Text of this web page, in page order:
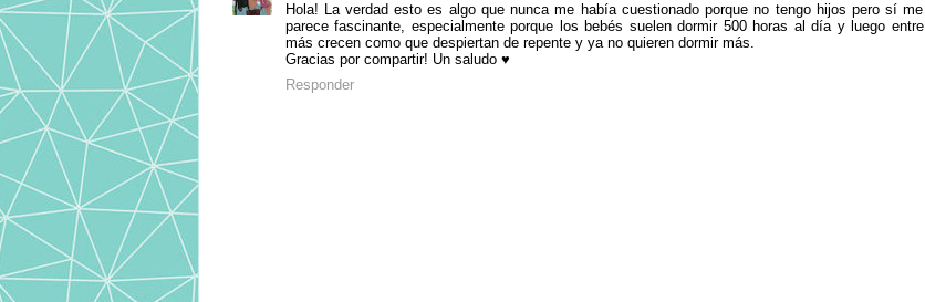
Hola! La verdad esto es algo que nunca me había cuestionado porque no tengo hijos pero sí me
parece fascinante, especialmente porque los bebés suelen dormir 500 horas al día y luego entre
más crecen como que despiertan de repente y ya no quieren dormir más.
Gracias por compartir! Un saludo ♥
Responder